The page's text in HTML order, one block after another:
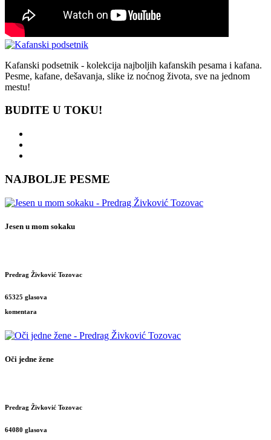
Kafanski podsetnik - kolekcija najboljih kafanskih pesama i kafana.
Pesme, kafane, dešavanja, slike iz noćnog života, sve na jednom
mestu!
BUDITE U TOKU!
NAJBOLJE PESME
Jesen u mom sokaku
Predrag Živković Tozovac
65325 glasova
komentara
Oči jedne žene
Predrag Živković Tozovac
64080 glasova